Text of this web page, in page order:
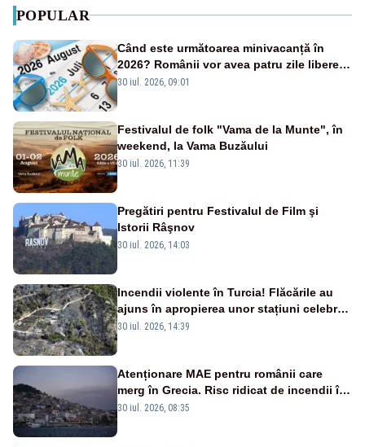
POPULAR
Când este următoarea minivacanță în
2026? Românii vor avea patru zile libere
consecutive
30 iul. 2026, 09:01
Festivalul de folk "Vama de la Munte", în
weekend, la Vama Buzăului
30 iul. 2026, 11:39
Pregătiri pentru Festivalul de Film şi
Istorii Râşnov
30 iul. 2026, 14:03
Incendii violente în Turcia! Flăcările au
ajuns în apropierea unor stațiuni celebre:
sute de persoane, evacuate
30 iul. 2026, 14:39
Atenționare MAE pentru românii care
merg în Grecia. Risc ridicat de incendii în
mai multe regiuni turistice FOTO
30 iul. 2026, 08:35